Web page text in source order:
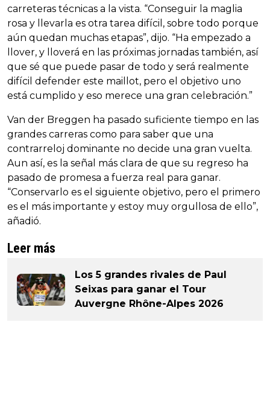
carreteras técnicas a la vista. “Conseguir la maglia
rosa y llevarla es otra tarea difícil, sobre todo porque
aún quedan muchas etapas”, dijo. “Ha empezado a
llover, y lloverá en las próximas jornadas también, así
que sé que puede pasar de todo y será realmente
difícil defender este maillot, pero el objetivo uno
está cumplido y eso merece una gran celebración.”
Van der Breggen ha pasado suficiente tiempo en las
grandes carreras como para saber que una
contrarreloj dominante no decide una gran vuelta.
Aun así, es la señal más clara de que su regreso ha
pasado de promesa a fuerza real para ganar.
“Conservarlo es el siguiente objetivo, pero el primero
es el más importante y estoy muy orgullosa de ello”,
añadió.
Leer más
Los 5 grandes rivales de Paul
Seixas para ganar el Tour
Auvergne Rhône-Alpes 2026